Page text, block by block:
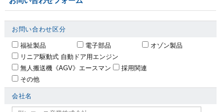
お問い合わせ区分
福祉製品 電子部品
オゾン製品
リニア駆動式 自動ドア用エンジン
無人搬送機《AGV》エースマン
採用関連
その他
会社名